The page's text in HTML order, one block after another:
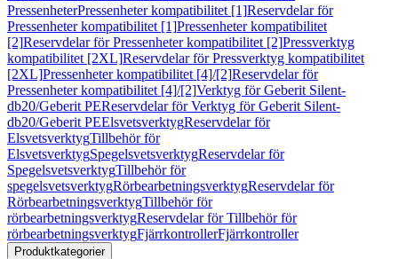
PressenheterPressenheter kompatibilitet [1]Reservdelar för
Pressenheter kompatibilitet [1]Pressenheter kompatibilitet
[2]Reservdelar för Pressenheter kompatibilitet [2]Pressverktyg
kompatibilitet [2XL]Reservdelar för Pressverktyg kompatibilitet
[2XL]Pressenheter kompatibilitet [4]/[2]Reservdelar för
Pressenheter kompatibilitet [4]/[2]Verktyg för Geberit Silent-
db20/Geberit PEReservdelar för Verktyg för Geberit Silent-
db20/Geberit PEElsvetsverktygReservdelar för
ElsvetsverktygTillbehör för
ElsvetsverktygSpegelsvetsverktygReservdelar för
SpegelsvetsverktygTillbehör för
spegelsvetsverktygRörbearbetningsverktygReservdelar för
RörbearbetningsverktygTillbehör för
rörbearbetningsverktygReservdelar för Tillbehör för
rörbearbetningsverktygFjärrkontrollerFjärrkontroller
Produktkategorier